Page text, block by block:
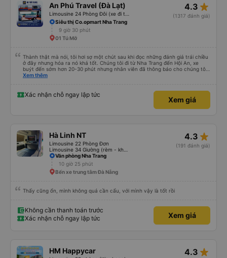
An Phú Travel (Đà Lạt) 4.3 star_rate
(1317 đánh giá)
Siêu thị Co.opmart Nha Trang
9 giờ 30 phút
01 Tú Mỡ
Thành thật mà nói, tôi hơi sợ một chút sau khi đọc những đánh giá trái chiều
ở đây nhưng hóa ra nó khá tốt. Chúng tôi đi từ Nha Trang đến Hội An, xe
buýt đến sớm hơn 20-30 phút nhưng nhân viên đã thông báo cho chúng tôi
trước 30 phút. Nhân viên bên trong cùng với tài xế thực sự tốt bụng, họ giúp
mà không bấm còi quá nhiều nhưng đừng mong đợi có giấc ngủ ngon vì
đường gập ghềnh và có nhiều khúc cua. Có 3-4 điểm dừng vệ sinh nhanh
chóng và xe buýt đến Hội An vào khoảng thời gian đã hứa. Tôi không biết liệu
Xem thêm
Xác nhận chỗ ngay lập tức
Xem giá
Hà Linh NT
Limousine 22 Phòng Đơn
4.3 star_rate
(191 đánh giá)
Văn phòng Nha Trang
10 giờ 25 phút
Bến xe trung tâm Đà Nẵng
Thấy cũng ổn, mình không quá cần cẩu, với mình vậy là tốt rồi
Không cần thanh toán trước
Xác nhận chỗ ngay lập tức
Xem giá
HM Happycar 4.3 star_rate